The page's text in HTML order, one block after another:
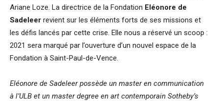
Ariane Loze. La directrice de la Fondation Eléonore de
Sadeleer revient sur les éléments forts de ses missions et
les défis lancés par cette crise. Elle nous a réservé un scoop :
2021 sera marqué par l’ouverture d’un nouvel espace de la
Fondation à Saint-Paul-de-Vence.
Eléonore de Sadeleer possède un master en communication
à l’ULB et un master degree en art contemporain Sotheby’s